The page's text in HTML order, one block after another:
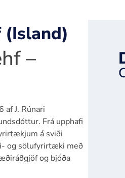
(Island)
–
J. Rúnari
Frá upphafi
á sviði
og sölufyrirtæki með
og bjóða